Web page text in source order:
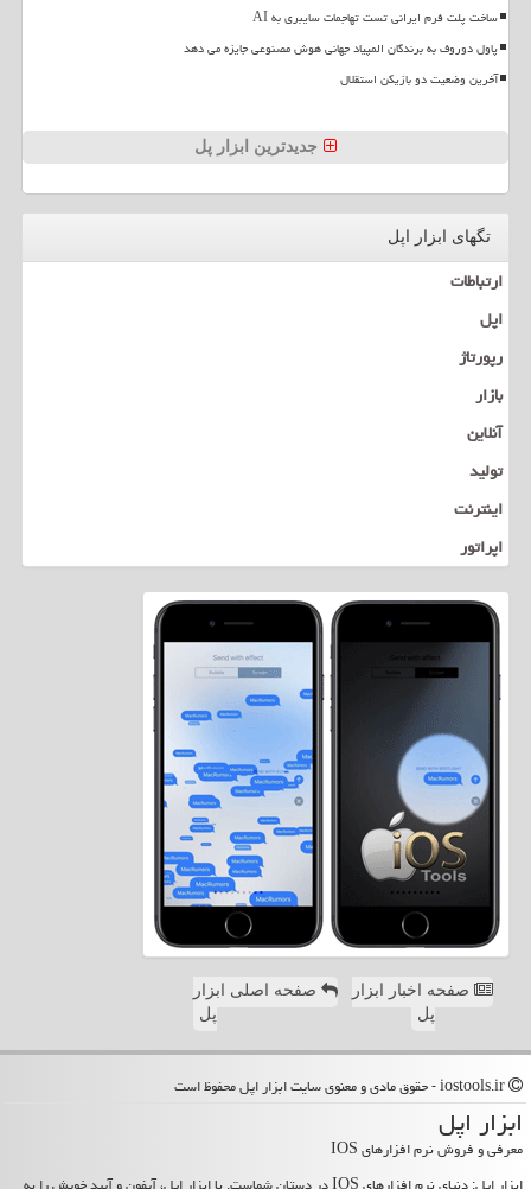
ساخت پلت فرم ایرانی تست تهاجمات سایبری به AI
پاول دوروف به برندگان المپیاد جهانی هوش مصنوعی جایزه می دهد
آخرین وضعیت دو بازیکن استقلال
جدیدترین ابزار پل
تگهای ابزار اپل
ارتباطات
اپل
رپورتاژ
بازار
آنلاین
تولید
اینترنت
اپراتور
صفحه اخبار ابزار
پل
صفحه اصلی ابزار
پل
ابزار اپل
معرفی و فروش نرم افزارهای IOS